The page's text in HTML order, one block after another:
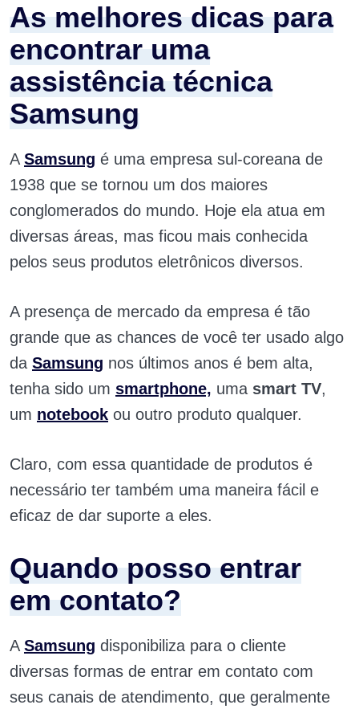
As melhores dicas para
encontrar uma
assistência técnica
Samsung
A Samsung é uma empresa sul-coreana de
1938 que se tornou um dos maiores
conglomerados do mundo. Hoje ela atua em
diversas áreas, mas ficou mais conhecida
pelos seus produtos eletrônicos diversos.
A presença de mercado da empresa é tão
grande que as chances de você ter usado algo
da Samsung nos últimos anos é bem alta,
tenha sido um smartphone, uma smart TV,
um notebook ou outro produto qualquer.
Claro, com essa quantidade de produtos é
necessário ter também uma maneira fácil e
eficaz de dar suporte a eles.
Quando posso entrar
em contato?
A Samsung disponibiliza para o cliente
diversas formas de entrar em contato com
seus canais de atendimento, que geralmente